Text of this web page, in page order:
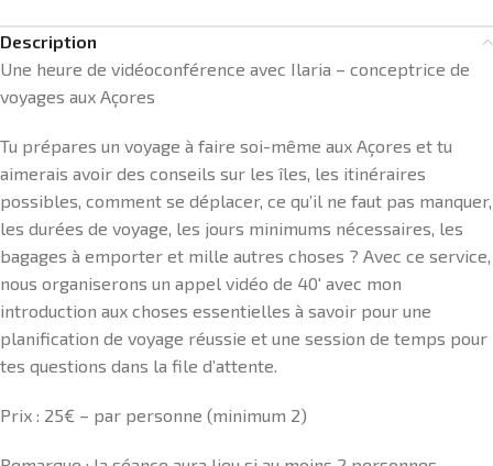
Description
Une heure de vidéoconférence avec Ilaria – conceptrice de
voyages aux Açores
Tu prépares un voyage à faire soi-même aux Açores et tu
aimerais avoir des conseils sur les îles, les itinéraires
possibles, comment se déplacer, ce qu’il ne faut pas manquer,
les durées de voyage, les jours minimums nécessaires, les
bagages à emporter et mille autres choses ? Avec ce service,
nous organiserons un appel vidéo de 40′ avec mon
introduction aux choses essentielles à savoir pour une
planification de voyage réussie et une session de temps pour
tes questions dans la file d’attente.
Prix : 25€ – par personne (minimum 2)